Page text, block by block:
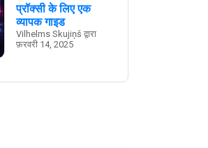
प्रॉक्सी के लिए एक
व्यापक गाइड
Vilhelms Skujiņš द्वारा
फ़रवरी 14, 2025